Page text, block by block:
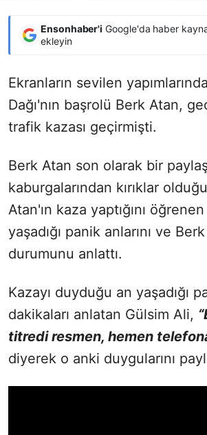
Ensonhaber'i Google'da haber
ekleyin
Ekranların sevilen
Dağı'nın başrolü Berk Atan,
trafik kazası geçirmişti.
Berk Atan son olarak bir
kaburgalarından kırıklar
Atan'ın kaza yaptığını
yaşadığı panik anlarını ve
durumunu anlattı.
Kazayı duyduğu an yaşadığı
dakikaları anlatan Gülsim Ali,
titredi resmen, hemen telefona
diyerek o anki duygularını